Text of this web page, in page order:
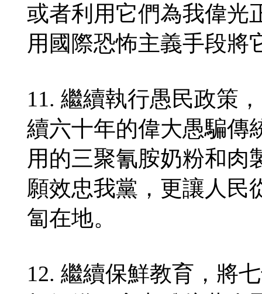
或者利用它們為我偉光
用國際恐怖主義手段將
11. 繼續執行愚民政策
續六十年的偉大愚騙傳
用的三聚氰胺奶粉和肉
願效忠我黨，更讓人民
匐在地。
12. 繼續保鮮教育，將